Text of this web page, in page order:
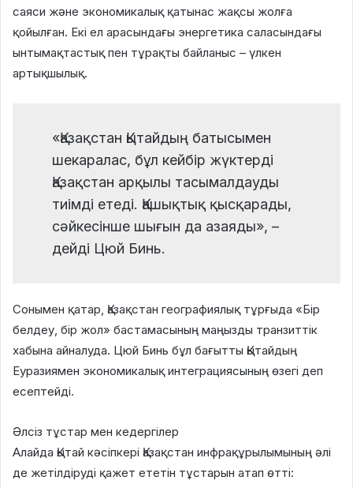
саяси және экономикалық қатынас жақсы жолға
қойылған. Екі ел арасындағы энергетика саласындағы
ынтымақтастық пен тұрақты байланыс – үлкен
артықшылық.
«Қазақстан Қытайдың батысымен
шекаралас, бұл кейбір жүктерді
Қазақстан арқылы тасымалдауды
тиімді етеді. Қашықтық қысқарады,
сәйкесінше шығын да азаяды», –
дейді Цюй Бинь.
Сонымен қатар, Қазақстан географиялық тұрғыда «Бір
белдеу, бір жол» бастамасының маңызды транзиттік
хабына айналуда. Цюй Бинь бұл бағытты Қытайдың
Еуразиямен экономикалық интеграциясының өзегі деп
есептейді.
Әлсіз тұстар мен кедергілер
Алайда Қытай кәсіпкері Қазақстан инфрақұрылымының әлі
де жетілдіруді қажет ететін тұстарын атап өтті: